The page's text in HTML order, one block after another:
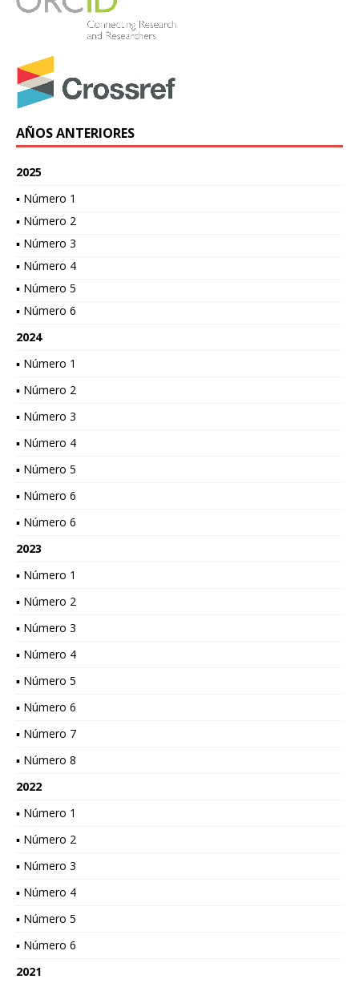
AÑOS ANTERIORES
2025
▪ Número 1
▪ Número 2
▪ Número 3
▪ Número 4
▪ Número 5
▪ Número 6
2024
▪ Número 1
▪ Número 2
▪ Número 3
▪ Número 4
▪ Número 5
▪ Número 6
▪ Número 6
2023
▪ Número 1
▪ Número 2
▪ Número 3
▪ Número 4
▪ Número 5
▪ Número 6
▪ Número 7
▪ Número 8
2022
▪ Número 1
▪ Número 2
▪ Número 3
▪ Número 4
▪ Número 5
▪ Número 6
2021